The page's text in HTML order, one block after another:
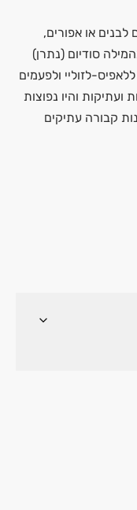
לבנים או אפורים,
סודיום (נתרן)
לזוליי ולפעמים
ועתיקות והיו נפוצות
קבורה עתיקים